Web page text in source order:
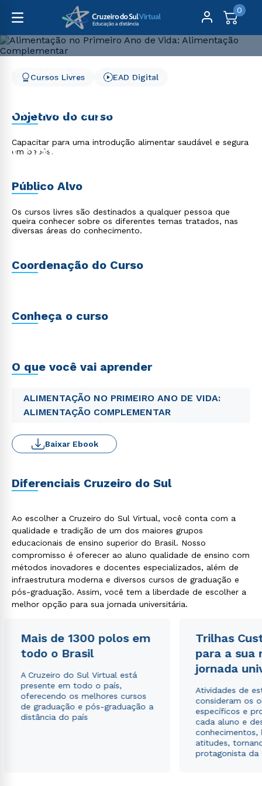
0
Alimentação no Primeiro Ano de Vida: Alimentação
Alimentação no Primeiro
Ano de Vida: Alimentação
Complementar
Cursos Livres EAD Digital
Objetivo do curso
Capacitar para uma introdução alimentar saudável e segura
em bebês.
Público Alvo
Os cursos livres são destinados a qualquer pessoa que
queira conhecer sobre os diferentes temas tratados, nas
diversas áreas do conhecimento.
Coordenação do Curso
Conheça o curso
O que você vai aprender
ALIMENTAÇÃO NO PRIMEIRO ANO DE VIDA:
ALIMENTAÇÃO COMPLEMENTAR
Baixar Ebook
Diferenciais Cruzeiro do Sul
Ao escolher a Cruzeiro do Sul Virtual, você conta com a
qualidade e tradição de um dos maiores grupos
educacionais de ensino superior do Brasil. Nosso
compromisso é oferecer ao aluno qualidade de ensino com
métodos inovadores e docentes especializados, além de
infraestrutura moderna e diversos cursos de graduação e
pós-graduação. Assim, você tem a liberdade de escolher a
melhor opção para sua jornada universitária.
Mais de 1300 polos em
todo o Brasil
A Cruzeiro do Sul Virtual está
presente em todo o país,
oferecendo os melhores cursos
de graduação e pós-graduação a
distância do país
Trilhas
para a sua
jornada
Atividades de
consideram os
específicos e
cada aluno e
conhecimentos,
atitudes,
protagonista da